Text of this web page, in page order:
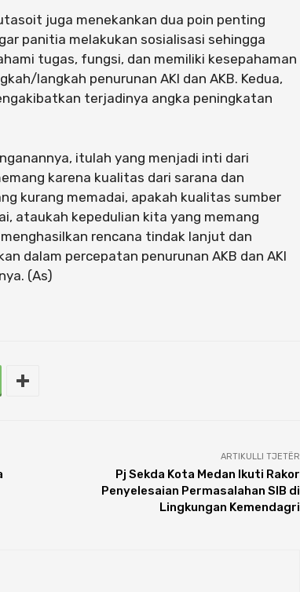
juga menekankan dua poin penting
panitia melakukan sosialisasi sehingga
tugas, fungsi, dan memiliki kesepahaman
langkah penurunan AKI dan AKB. Kedua,
terjadinya angka peningkatan
itulah yang menjadi inti dari
karena kualitas dari sarana dan
kurang memadai, apakah kualitas sumber
ataukah kepedulian kita yang memang
rencana tindak lanjut dan
dalam percepatan penurunan AKB dan AKI
(As)
ARTIKULLI TJETËR
Pj Sekda Kota Medan Ikuti Rakor
Penyelesaian Permasalahan SIB di
Lingkungan Kemendagri